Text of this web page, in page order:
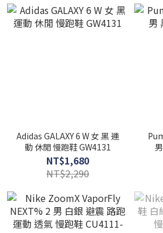
Adidas GALAXY 6 W 女 黑 運
動 休閒 慢跑鞋 GW4131
NT$1,680
NT$2,290